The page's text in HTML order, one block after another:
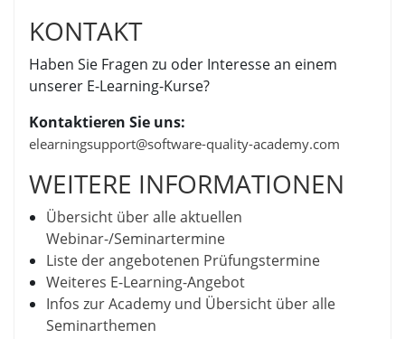
KONTAKT
Haben Sie Fragen zu oder Interesse an einem
unserer E-Learning-Kurse?
Kontaktieren Sie uns:
elearningsupport@software-quality-academy.com
WEITERE INFORMATIONEN
Übersicht über alle aktuellen
Webinar-/Seminartermine
Liste der angebotenen Prüfungstermine
Weiteres E-Learning-Angebot
Infos zur Academy und Übersicht über alle
Seminarthemen